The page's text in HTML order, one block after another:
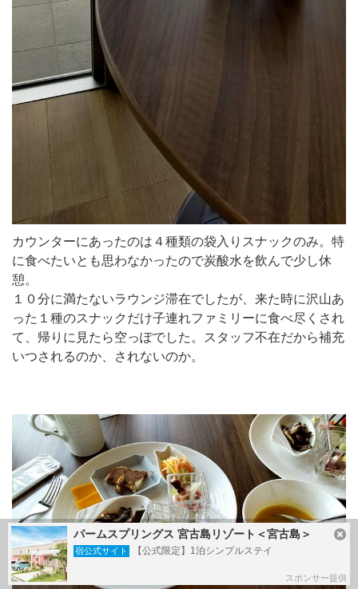
カウンターにあったのは４種類の袋入りスナックのみ。特
に食べたいとも思わなかったので炭酸水を飲んで少し休
憩。
１０分に満たないラウンジ滞在でしたが、来た時に沢山あ
った１種のスナックだけ子連れファミリーに食べ尽くされ
て、帰りに見たら空っぽでした。スタッフ不在だから補充
いつされるのか、されないのか。
パームスプリングス 宮古島リゾート＜宮古島＞
宿公式サイト 【公式限定】1泊シンプルステイ
スポンサー提供